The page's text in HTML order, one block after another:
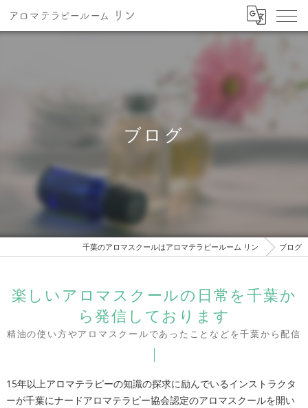
ブログ
千葉のアロマスクールはアロマテラピールーム リン ブログ
楽しいアロマスクールの日常を千葉か
ら発信しております
精油の使い方やアロマスクールであったことなどを千葉から配信
15年以上アロマテラピーの知識の探求に励んでいるインストラクタ
ーが千葉にナードアロマテラピー協会認定のアロマスクールを開い